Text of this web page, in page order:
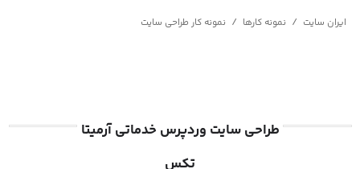
ایران سایت / نمونه کارها / نمونه کار طراحی سایت
طراحی سایت وردپرس خدماتی آرمیتا
تکس